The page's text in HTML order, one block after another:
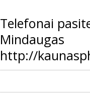
Telefonai
http://